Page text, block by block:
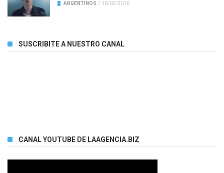
ARGENTINOS / 16/02/2016
SUSCRIBITE A NUESTRO CANAL
CANAL YOUTUBE DE LAAGENCIA.BIZ